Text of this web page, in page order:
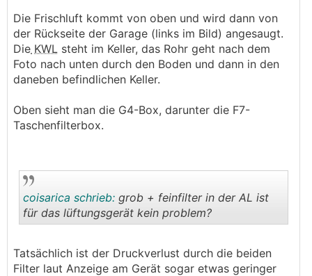
Die Frischluft kommt von oben und wird dann von
der Rückseite der Garage (links im Bild) angesaugt.
Die KWL steht im Keller, das Rohr geht nach dem
Foto nach unten durch den Boden und dann in den
daneben befindlichen Keller.
Oben sieht man die G4-Box, darunter die F7-
Taschenfilterbox.
..
coisarica schrieb: grob + feinfilter in der AL ist
für das lüftungsgerät kein problem?
Tatsächlich ist der Druckverlust durch die beiden
Filter laut Anzeige am Gerät sogar etwas geringer